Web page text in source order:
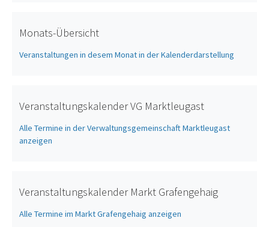
Monats-Übersicht
Veranstaltungen in desem Monat in der Kalenderdarstellung
Veranstaltungskalender VG Marktleugast
Alle Termine in der Verwaltungsgemeinschaft Marktleugast
anzeigen
Veranstaltungskalender Markt Grafengehaig
Alle Termine im Markt Grafengehaig anzeigen